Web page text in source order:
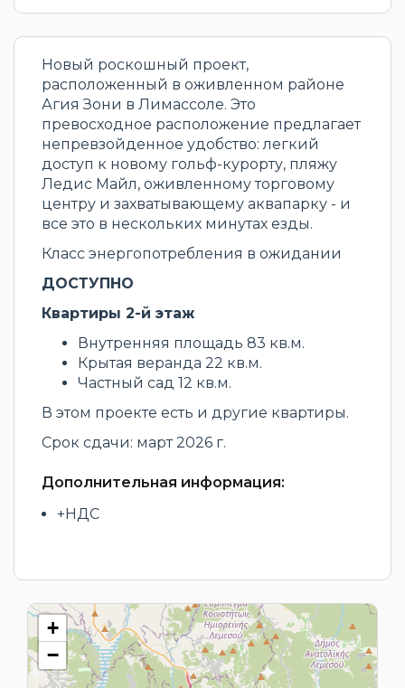
Новый роскошный проект,
расположенный в оживленном районе
Агия Зони в Лимассоле. Это
превосходное расположение предлагает
непревзойденное удобство: легкий
доступ к новому гольф-курорту, пляжу
Ледис Майл, оживленному торговому
центру и захватывающему аквапарку - и
все это в нескольких минутах езды.
Класс энергопотребления в ожидании
ДОСТУПНО
Квартиры 2-й этаж
Внутренняя площадь 83 кв.м.
Крытая веранда 22 кв.м.
Частный сад 12 кв.м.
В этом проекте есть и другие квартиры.
Срок сдачи: март 2026 г.
Дополнительная информация:
+НДС
+
−